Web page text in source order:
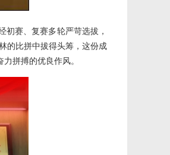
初赛、复赛多轮严苛选拔，
的比拼中拔得头筹，这份成
拼搏的优良作风。